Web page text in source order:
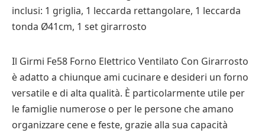
inclusi: 1 griglia, 1 leccarda rettangolare, 1 leccarda
tonda Ø41cm, 1 set girarrosto
Il Girmi Fe58 Forno Elettrico Ventilato Con Girarrosto
è adatto a chiunque ami cucinare e desideri un forno
versatile e di alta qualità. È particolarmente utile per
le famiglie numerose o per le persone che amano
organizzare cene e feste, grazie alla sua capacità